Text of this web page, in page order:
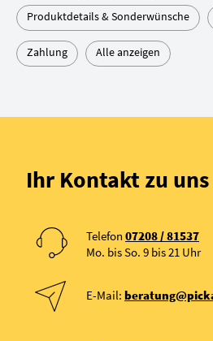
Produktdetails & Sonderwünsche
Zahlung Alle anzeigen
Ihr Kontakt zu uns
Telefon 07208 / 81537
Mo. bis So. 9 bis 21 Uhr
E-Mail: